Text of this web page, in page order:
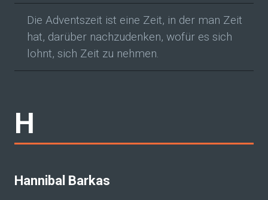
Die Adventszeit ist eine Zeit, in der man Zeit
hat, darüber nachzudenken, wofür es sich
lohnt, sich Zeit zu nehmen.
H
Hannibal Barkas